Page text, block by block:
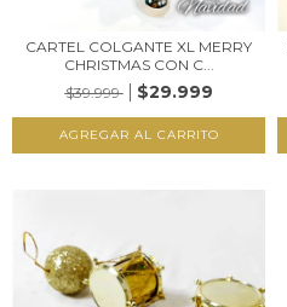
CARTEL COLGANTE XL MERRY
CHRISTMAS CON C...
$39.999
$29.999